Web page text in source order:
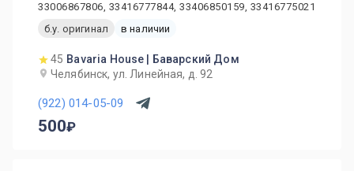
33006867806, 33416777844, 33406850159, 33416775021
б.у. оригинал
в наличии
45 Bavaria House | Баварский Дом
Челябинск, ул. Линейная, д. 92
(922) 014-05-09
500